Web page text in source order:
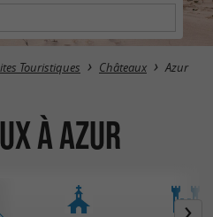
Touristiques Châteaux Azur
à Azur